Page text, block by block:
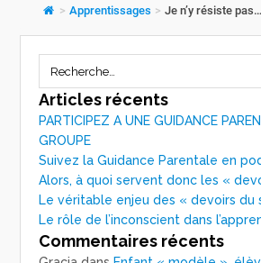
> Apprentissages > Je n’y résiste pas…
Articles récents
PARTICIPEZ A UNE GUIDANCE
GROUPE
Suivez la Guidance Parentale en
Alors, à quoi servent donc les «
Le véritable enjeu des « devoirs du
Le rôle de l’inconscient dans
Commentaires récents